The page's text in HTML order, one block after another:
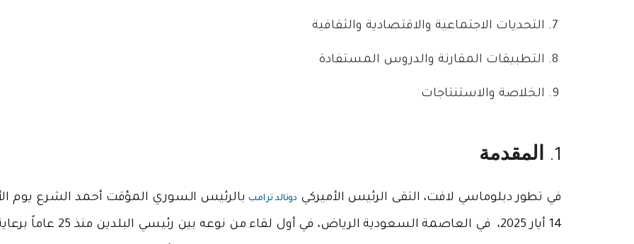
التحديات الاجتماعية والاقتصادية والثقافية
التطبيقات المقارنة والدروس المستفادة
الخلاصة والاستنتاجات
1. المقدمة
في تطور دبلوماسي لافت، التقى الرئيس الأميركي دونالد ترامببالرئيس السوري المؤقت أحمد الشرع يوم
14 أيار 2025، في العاصمة السعودية الرياض، في أول لقاء من نوعه بين